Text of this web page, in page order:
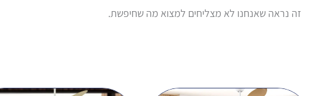
זה נראה שאנחנו לא מצליחים למצוא מה שחיפשת.